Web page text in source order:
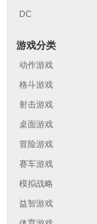
DC
游戏分类
动作游戏
格斗游戏
射击游戏
桌面游戏
冒险游戏
赛车游戏
模拟战略
益智游戏